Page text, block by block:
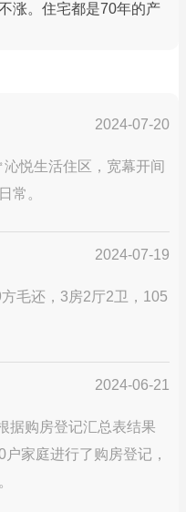
涨。住宅都是70年的产
2024-07-20
悦生活住区，宽幕开间
常。
2024-07-19
毛还，3房2厅2卫，105
2024-06-21
据购房登记汇总表结果
家庭进行了购房登记，